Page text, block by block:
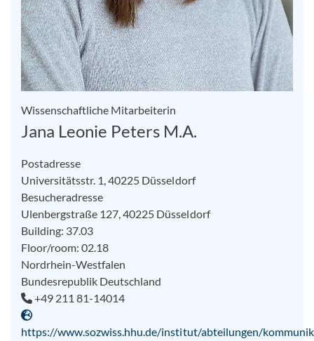
Wissenschaftliche Mitarbeiterin
Jana Leonie Peters M.A.
Postadresse
Universitätsstr. 1, 40225 Düsseldorf
Besucheradresse
Ulenbergstraße 127, 40225 Düsseldorf
Building: 37.03
Floor/room: 02.18
Nordrhein-Westfalen
Bundesrepublik Deutschland
+49 211 81-14014
https://www.sozwiss.hhu.de/institut/abteilungen/